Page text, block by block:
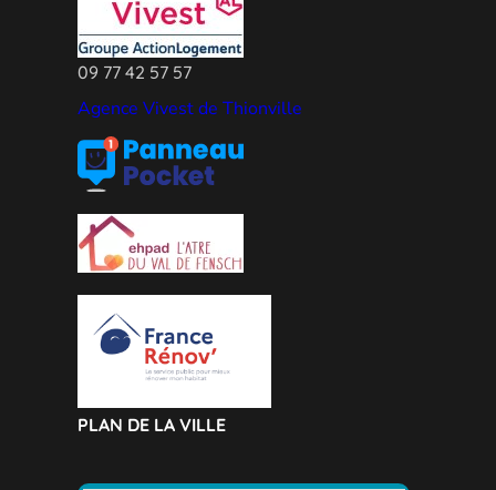
09 77 42 57 57
Agence Vivest de Thionville
PLAN DE LA VILLE